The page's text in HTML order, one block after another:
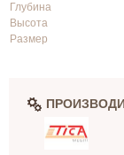
Глубина
Высота
Размер